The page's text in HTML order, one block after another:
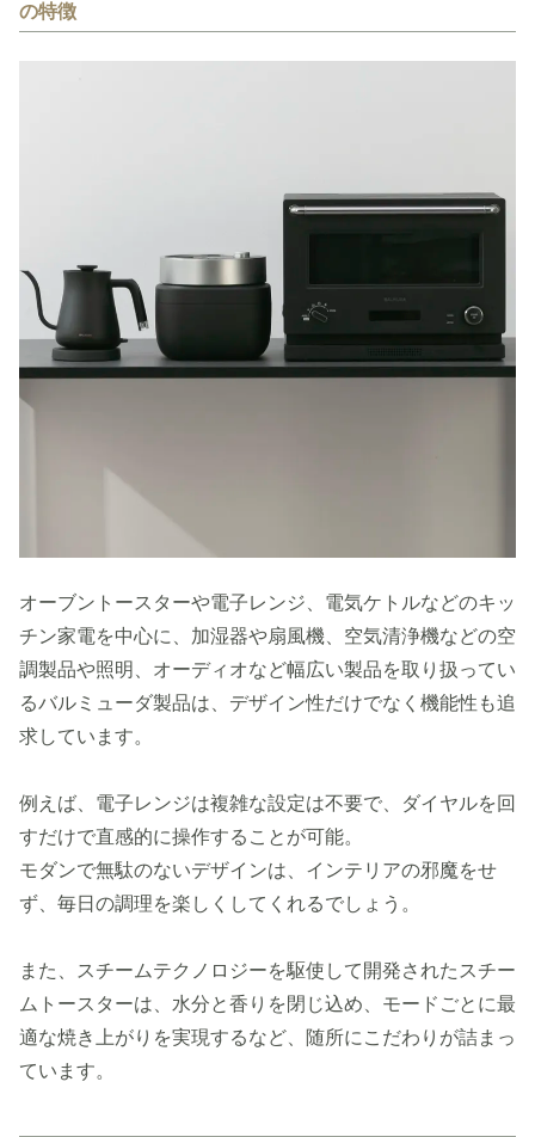
の特徴
オーブントースターや電子レンジ、電気ケトルなどのキッ
チン家電を中心に、加湿器や扇風機、空気清浄機などの空
調製品や照明、オーディオなど幅広い製品を取り扱ってい
るバルミューダ製品は、デザイン性だけでなく機能性も追
求しています。
例えば、電子レンジは複雑な設定は不要で、ダイヤルを回
すだけで直感的に操作することが可能。
モダンで無駄のないデザインは、インテリアの邪魔をせ
ず、毎日の調理を楽しくしてくれるでしょう。
また、スチームテクノロジーを駆使して開発されたスチー
ムトースターは、水分と香りを閉じ込め、モードごとに最
適な焼き上がりを実現するなど、随所にこだわりが詰まっ
ています。